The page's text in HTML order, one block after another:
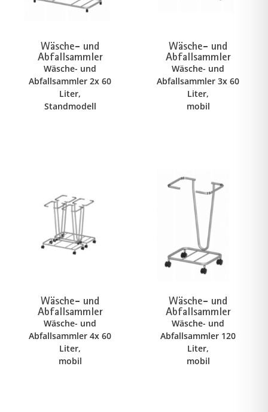
Wäsche- und
Abfallsammler
Wäsche- und
Abfallsammler 2x 60
Liter,
Standmodell
Wäsche- und
Abfallsammler
Wäsche- und
Abfallsammler 3x 60
Liter,
mobil
Wäsche- und
Abfallsammler
Wäsche- und
Abfallsammler 4x 60
Liter,
mobil
Wäsche- und
Abfallsammler
Wäsche- und
Abfallsammler 120
Liter,
mobil